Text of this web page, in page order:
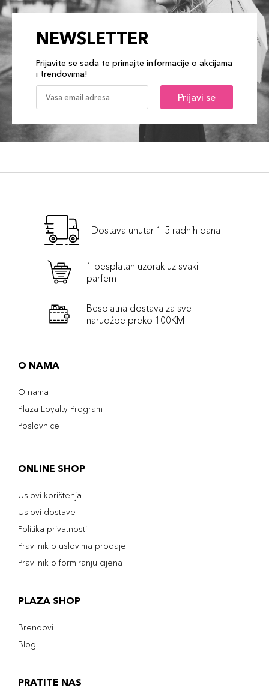
NEWSLETTER
Prijavite se sada te primajte informacije o akcijama
i trendovima!
Prijavi se
Dostava unutar 1-5 radnih dana
1 besplatan uzorak uz svaki
parfem
Besplatna dostava za sve
narudźbe preko 100KM
O NAMA
O nama
Plaza Loyalty Program
Poslovnice
ONLINE SHOP
Uslovi korištenja
Uslovi dostave
Politika privatnosti
Pravilnik o uslovima prodaje
Pravilnik o formiranju cijena
PLAZA SHOP
Brendovi
Blog
PRATITE NAS